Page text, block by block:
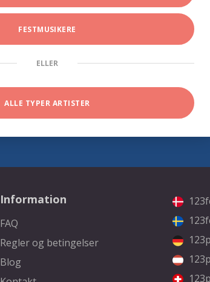
FESTMUSIKERE
ELLER
ALLE TYPER ARTISTER
Information
FAQ
Regler og betingelser
Blog